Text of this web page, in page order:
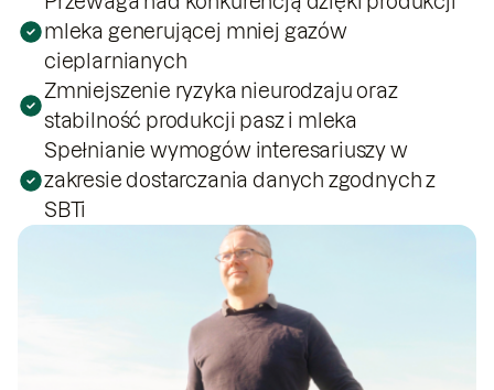
mleka generującej mniej gazów
cieplarnianych
Zmniejszenie ryzyka nieurodzaju oraz
stabilność produkcji pasz i mleka
Spełnianie wymogów interesariuszy w
zakresie dostarczania danych zgodnych z
SBTi